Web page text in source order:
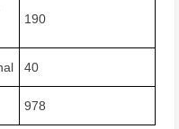
190
40
978